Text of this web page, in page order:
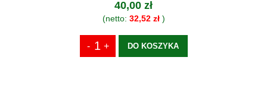
40,00 zł
(netto: 32,52 zł)
DO KOSZYKA